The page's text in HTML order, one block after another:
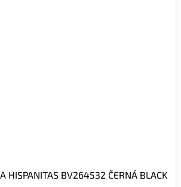
HISPANITAS BV264532 ČERNÁ BLACK